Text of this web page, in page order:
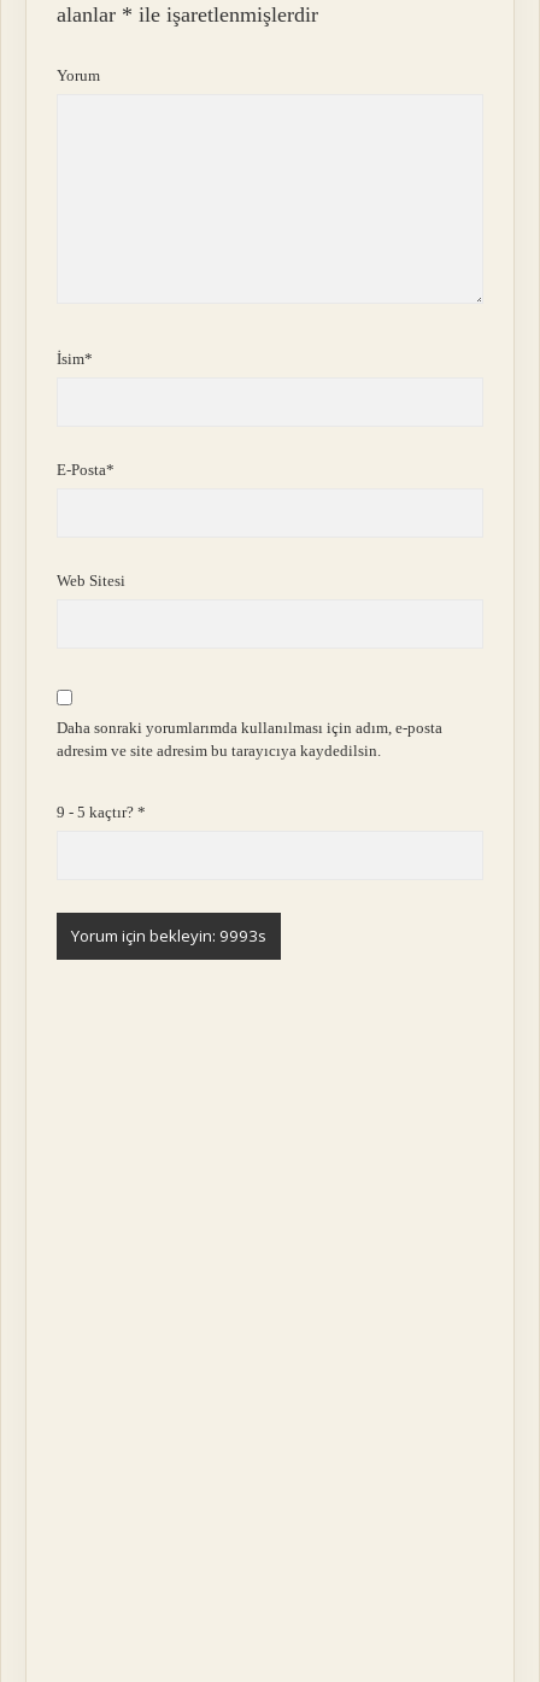
alanlar * ile işaretlenmişlerdir
Yorum
İsim*
E-Posta*
Web Sitesi
Daha sonraki yorumlarımda kullanılması için adım, e-posta
adresim ve site adresim bu tarayıcıya kaydedilsin.
9 - 5 kaçtır?*